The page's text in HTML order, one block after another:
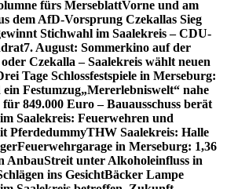
fürs MerseblattVorne und am
dem AfD-Vorsprung Czekallas Sieg
Stichwahl im Saalekreis – CDU-
7. August: Sommerkino auf der
Czekalla – Saalekreis wählt neuen
Tage Schlossfestspiele in Merseburg:
Festumzug„Mererlebniswelt“ nahe
849.000 Euro – Bauausschuss berät
Saalekreis: Feuerwehren und
PferdedummyTHW Saalekreis: Halle
Feuerwehrgarage in Merseburg: 1,36
AnbauStreit unter Alkoholeinfluss in
ins GesichtBäcker Lampe